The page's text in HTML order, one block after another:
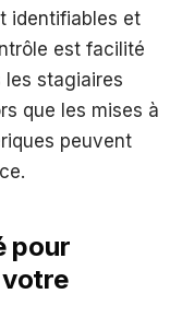
identifiables et
est facilité
stagiaires
que les mises à
peuvent
pour